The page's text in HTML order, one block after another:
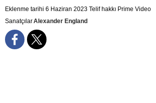
Eklenme tarihi 6 Haziran 2023 Telif hakkı Prime Video
SanatçılarAlexander England